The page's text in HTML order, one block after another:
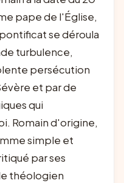
pape de l'Église,
pontificat se déroula
turbulence,
persécution
et par de
qui
Romain d'origine,
simple et
par ses
théologien